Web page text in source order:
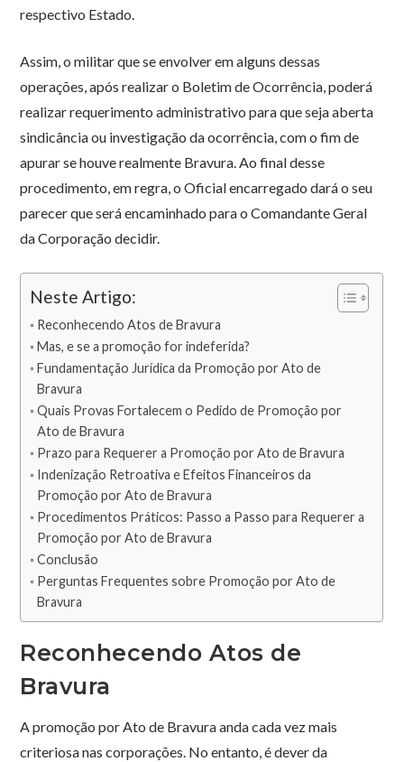
respectivo Estado.
Assim, o militar que se envolver em alguns dessas
operações, após realizar o Boletim de Ocorrência, poderá
realizar requerimento administrativo para que seja aberta
sindicância ou investigação da ocorrência, com o fim de
apurar se houve realmente Bravura. Ao final desse
procedimento, em regra, o Oficial encarregado dará o seu
parecer que será encaminhado para o Comandante Geral
da Corporação decidir.
Neste Artigo:
Reconhecendo Atos de Bravura
Mas, e se a promoção for indeferida?
Fundamentação Jurídica da Promoção por Ato de
Bravura
Quais Provas Fortalecem o Pedido de Promoção por
Ato de Bravura
Prazo para Requerer a Promoção por Ato de Bravura
Indenização Retroativa e Efeitos Financeiros da
Promoção por Ato de Bravura
Procedimentos Práticos: Passo a Passo para Requerer a
Promoção por Ato de Bravura
Conclusão
Perguntas Frequentes sobre Promoção por Ato de
Bravura
Reconhecendo Atos de
Bravura
A promoção por Ato de Bravura anda cada vez mais
criteriosa nas corporações. No entanto, é dever da